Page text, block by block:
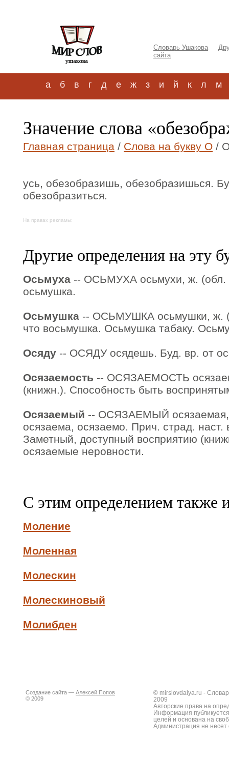
Словарь Ушакова
сайта
а б в г д е ж з и й к л м
Значение слова
Главная страница / Слова на букву О /
усь, обезобразишь, обезобразишься.
обезобразиться.
На правах рекламы:
Другие определения на эту
Осьмуха -- ОСЬМУХА осьмухи, ж. (обл.
осьмушка.
Осьмушка -- ОСЬМУШКА осьмушки, ж.
что восьмушка. Осьмушка табаку.
Осяду -- ОСЯДУ осядешь. Буд. вр. от
Осязаемость -- ОСЯЗАЕМОСТЬ
(книжн.). Способность быть
Осязаемый -- ОСЯЗАЕМЫЙ осязаемая,
осязаема, осязаемо. Прич. страд. наст.
Заметный, доступный восприятию
осязаемые неровности.
С этим определением также
Моление
Моленная
Молескин
Молескиновый
Молибден
Создание сайта — Алексей Попов
© 2009
© mirslovdalya.ru -
2009
Авторские права на
Информация
целей и основана на
Администрация не несет